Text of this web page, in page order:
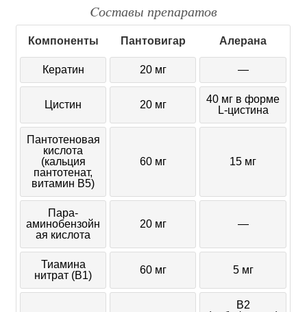
Cоставы препаратов
Компоненты Пантовигар Алерана
Кератин 20 мг —
Цистин 20 мг
40 мг в форме
L-цистина
Пантотеновая
кислота
(кальция
пантотенат,
витамин B5)
60 мг 15 мг
Пара-
аминобензойн
ая кислота
20 мг —
Тиамина
нитрат (B1)
60 мг 5 мг
В2